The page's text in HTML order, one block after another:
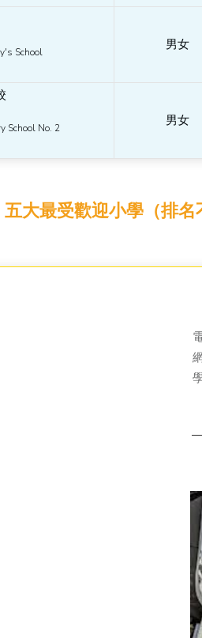
School 男女
School No. 2 男女
五大最受歡迎小學（排名